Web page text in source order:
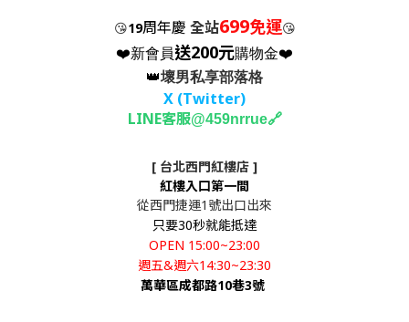
😘19周年慶 全站699免運😘
❤️新會員送200元購物金❤️
👑壞男私享部落格
X (Twitter)
LINE客服@459nrrue🔗
[ 台北西門紅樓店 ]
紅樓入口第一間
從西門捷運1號出口出來
只要30秒就能抵達
OPEN 15:00~23:00
週五&週六14:30~23:30
萬華區成都路10巷3號